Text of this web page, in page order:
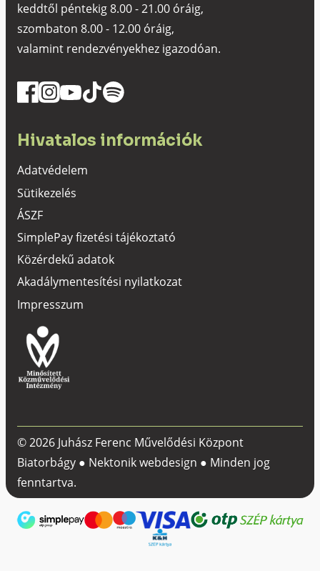
keddtől péntekig 8.00 - 21.00 óráig,
szombaton 8.00 - 12.00 óráig,
valamint rendezvényekhez igazodóan.
Hivatalos információk
Adatvédelem
Sütikezelés
ÁSZF
SimplePay fizetési tájékoztató
Közérdekű adatok
Akadálymentesítési nyilatkozat
Impresszum
© 2026 Juhász Ferenc Művelődési Központ
Biatorbágy ● Nektonik webdesign ● Minden jog
fenntartva.